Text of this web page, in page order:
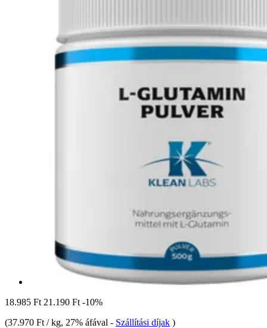
18.985 Ft 21.190 Ft -10%
(37.970 Ft / kg, 27% áfával - Szállítási díjak )